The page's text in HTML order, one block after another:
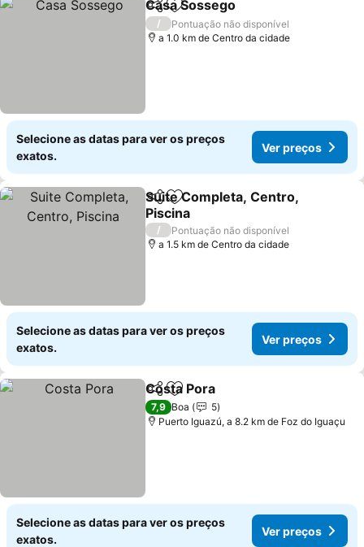
PartilharAdicionar aos favoritos
Casa Sossego
/
Pontuação não disponível
a 1.0 km de Centro da cidade
Selecione as datas para ver os preços
exatos.
Ver preços
PartilharAdicionar aos favoritos
Suite Completa, Centro,
Piscina
/
Pontuação não disponível
a 1.5 km de Centro da cidade
Selecione as datas para ver os preços
exatos.
Ver preços
PartilharAdicionar aos favoritos
Costa Pora
7,9 Boa
5
Puerto Iguazú, a 8.2 km de Foz do Iguaçu
Selecione as datas para ver os preços
exatos.
Ver preços